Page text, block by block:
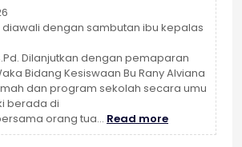
diawali dengan sambutan ibu kepalas
Dilanjutkan dengan pemaparan
Bidang Kesiswaan Bu Rany Alviana
dan program sekolah secara umu
berada di
orang tua… Read more:
SOSIALISASI